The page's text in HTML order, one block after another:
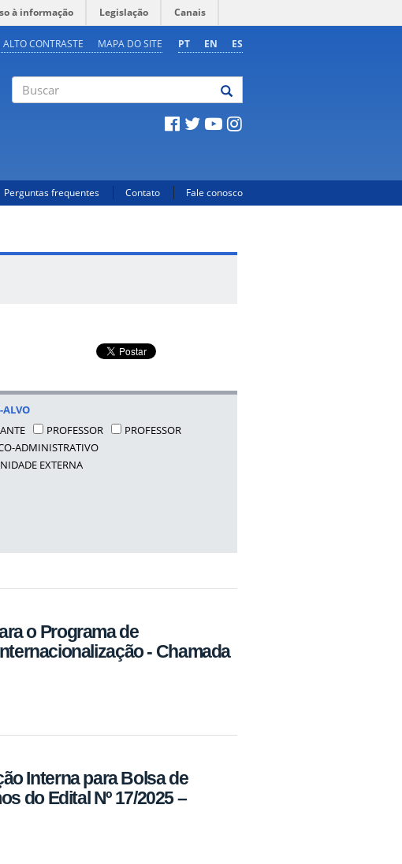
à informação Legislação Canais
PT EN ES
ALTO CONTRASTE MAPA DO SITE
Perguntas frequentes Contato Fale conosco
ALVO
PROFESSOR
PROFESSOR
ADMINISTRATIVO
EXTERNA
o Programa de
- Chamada
Interna para Bolsa de
do Edital Nº 17/2025 –